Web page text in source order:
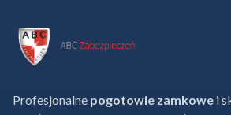
Profesjonalne pogotowie zamkowe i